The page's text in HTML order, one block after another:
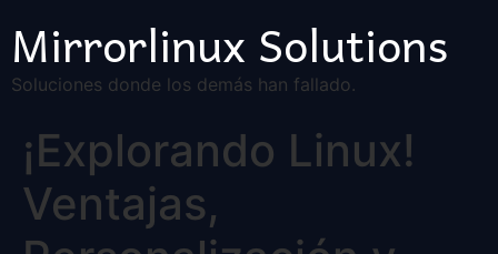
Mirrorlinux Solutions
Soluciones donde los demás han fallado.
¡Explorando Linux!
Ventajas,